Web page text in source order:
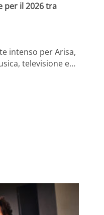
per il 2026 tra
intenso per Arisa,
televisione e…